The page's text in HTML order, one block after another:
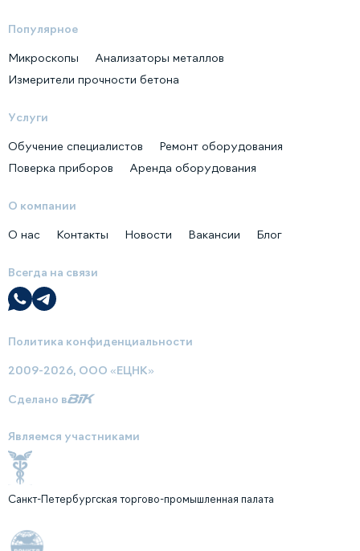
Популярное
Микроскопы
Анализаторы металлов
Измерители прочности бетона
Услуги
Обучение специалистов
Ремонт оборудования
Поверка приборов
Аренда оборудования
О компании
О нас Контакты Новости Вакансии Блог
Всегда на связи
Политика конфиденциальности
2009-2026, ООО «ЕЦНК»
Сделано в
Являемся участниками
Санкт-Петербургская торгово-промышленная палата